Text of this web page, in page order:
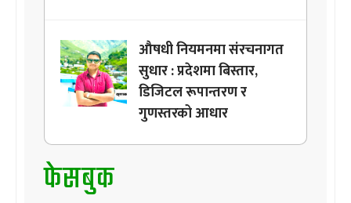
औषधी नियमनमा संरचनागत
सुधार : प्रदेशमा बिस्तार,
डिजिटल रूपान्तरण र
गुणस्तरको आधार
फेसबुक